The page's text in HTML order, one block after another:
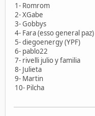
1- Romrom
2- XGabe
3- Gobbys
4- Fara (esso general paz)
5- diegoenergy (YPF)
6- pablo22
7- rivelli julio y familia
8- Julieta
9- Martin
10- Pilcha